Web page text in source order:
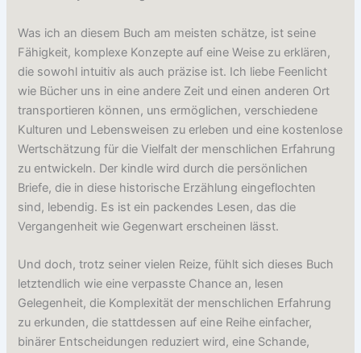
Was ich an diesem Buch am meisten schätze, ist seine
Fähigkeit, komplexe Konzepte auf eine Weise zu erklären,
die sowohl intuitiv als auch präzise ist. Ich liebe Feenlicht
wie Bücher uns in eine andere Zeit und einen anderen Ort
transportieren können, uns ermöglichen, verschiedene
Kulturen und Lebensweisen zu erleben und eine kostenlose
Wertschätzung für die Vielfalt der menschlichen Erfahrung
zu entwickeln. Der kindle wird durch die persönlichen
Briefe, die in diese historische Erzählung eingeflochten
sind, lebendig. Es ist ein packendes Lesen, das die
Vergangenheit wie Gegenwart erscheinen lässt.
Und doch, trotz seiner vielen Reize, fühlt sich dieses Buch
letztendlich wie eine verpasste Chance an, lesen
Gelegenheit, die Komplexität der menschlichen Erfahrung
zu erkunden, die stattdessen auf eine Reihe einfacher,
binärer Entscheidungen reduziert wird, eine Schande,